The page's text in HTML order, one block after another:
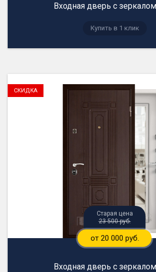
Входная дверь с
23 500 руб.
от 20 000 руб.
Входная дверь с